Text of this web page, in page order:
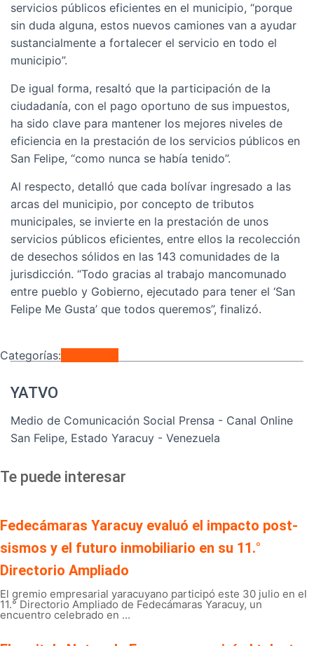
servicios públicos eficientes en el municipio, “porque
sin duda alguna, estos nuevos camiones van a ayudar
sustancialmente a fortalecer el servicio en todo el
municipio”.
De igual forma, resaltó que la participación de la
ciudadanía, con el pago oportuno de sus impuestos,
ha sido clave para mantener los mejores niveles de
eficiencia en la prestación de los servicios públicos en
San Felipe, “como nunca se había tenido”.
Al respecto, detalló que cada bolívar ingresado a las
arcas del municipio, por concepto de tributos
municipales, se invierte en la prestación de unos
servicios públicos eficientes, entre ellos la recolección
de desechos sólidos en las 143 comunidades de la
jurisdicción. “Todo gracias al trabajo mancomunado
entre pueblo y Gobierno, ejecutado para tener el ‘San
Felipe Me Gusta’ que todos queremos”, finalizó.
Categorías:
YATVO
Medio de Comunicación Social Prensa - Canal Online
San Felipe, Estado Yaracuy - Venezuela
Te puede interesar
Fedecámaras Yaracuy evaluó el impacto post-
sismos y el futuro inmobiliario en su 11.°
Directorio Ampliado
El gremio empresarial yaracuyano participó este 30 julio en el
11.° Directorio Ampliado de Fedecámaras Yaracuy, un
encuentro celebrado en ...